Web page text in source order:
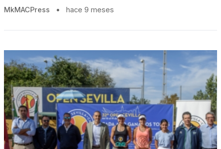
MkMACPress • hace 9 meses